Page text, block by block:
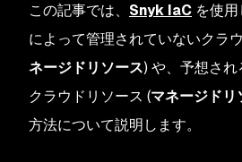
この記事では、 Snyk IaC を使
によって管理されていないクラ
ネージドリソース) や、予想さ
クラウドリソース (マネージドリ
方法について説明します。